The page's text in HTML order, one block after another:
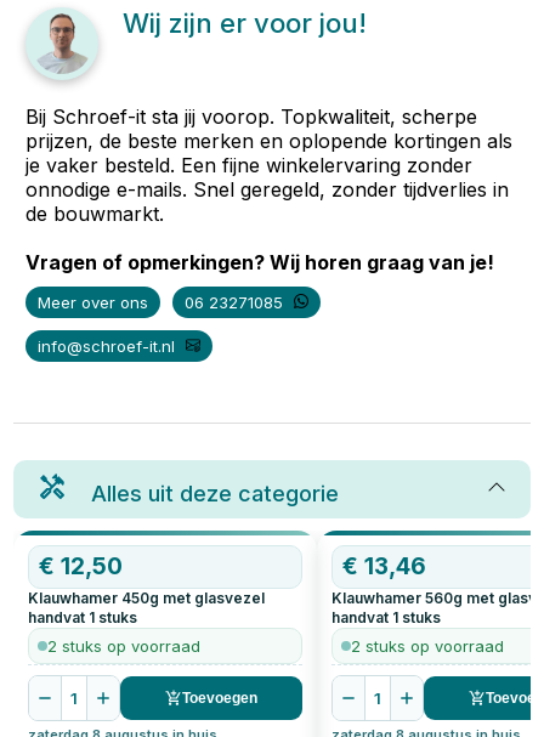
Wij zijn er voor jou!
Bij Schroef-it sta jij voorop. Topkwaliteit, scherpe
prijzen, de beste merken en oplopende kortingen als
je vaker besteld. Een fijne winkelervaring zonder
onnodige e-mails. Snel geregeld, zonder tijdverlies in
de bouwmarkt.
Vragen of opmerkingen? Wij horen graag van je!
Meer over ons 06 23271085
info@schroef-it.nl
Alles uit deze categorie
€12,50
Klauwhamer 450g met glasvezel
handvat 1 stuks
2 stuks op voorraad
1 Toevoegen
€13,46
Klauwhamer 560g met
handvat 1 stuks
2 stuks op voorraad
1